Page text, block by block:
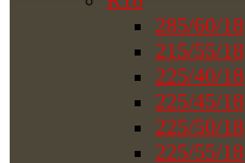
285/60/18
215/55/18
225/40/18
225/45/18
225/50/18
225/55/18